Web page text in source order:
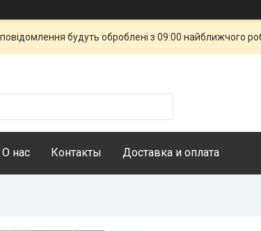
будуть оброблені з 09:00 найближчого
О нас Контакты Доставка и оплата